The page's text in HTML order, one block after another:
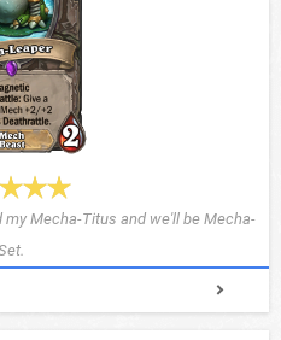
Mecha-Titus and we'll be Mecha-